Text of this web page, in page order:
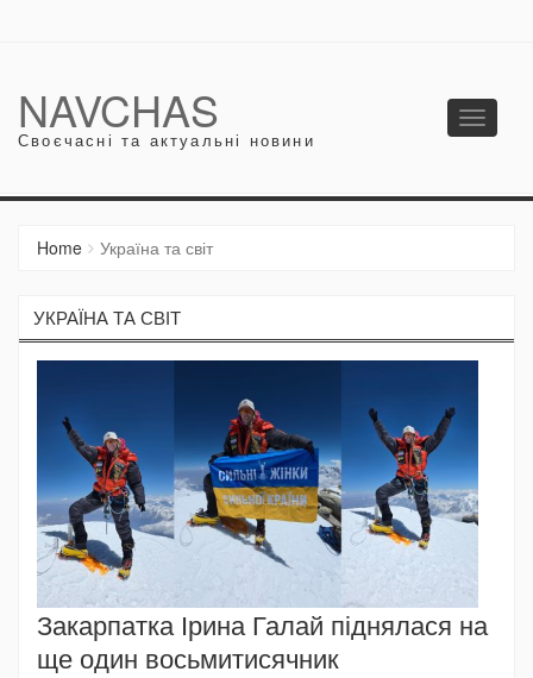
NAVCHAS
Своєчасні та актуальні новини
Toggle
Home Україна та світ
УКРАЇНА ТА СВІТ
Закарпатка Ірина Галай піднялася на
ще один восьмитисячник